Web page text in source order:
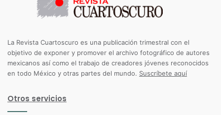
La Revista Cuartoscuro es una publicación trimestral con el
objetivo de exponer y promover el archivo fotográfico de autores
mexicanos así como el trabajo de creadores jóvenes reconocidos
en todo México y otras partes del mundo. Suscríbete aquí
Otros servicios